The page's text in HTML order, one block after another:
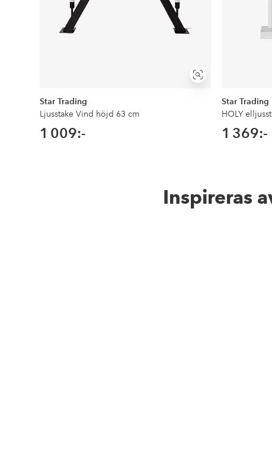
Visa
liknande
Star Trading
Ljusstake Vind höjd 63 cm
1 009:-
Star Trading
HOLY
1 369:-
Inspireras